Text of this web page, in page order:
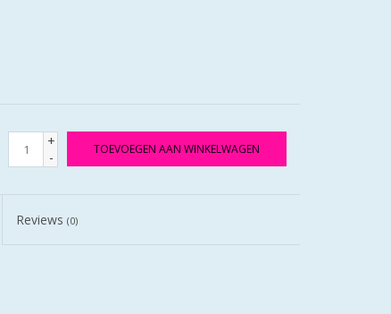
+
-
TOEVOEGEN AAN WINKELWAGEN
Reviews(0)